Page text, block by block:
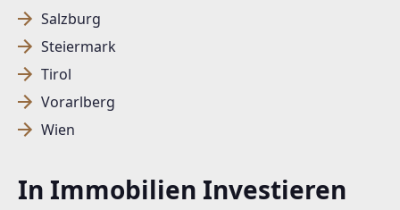
Salzburg
Steiermark
Tirol
Vorarlberg
Wien
In Immobilien Investieren
SUCHAGENT ANLEGEN FÜR DIE
AKTUELLEN SUCHKRITERIEN
Dieser Filter wird viele Treffer erzeugen. Bitte setzen
Treffer verfeinern